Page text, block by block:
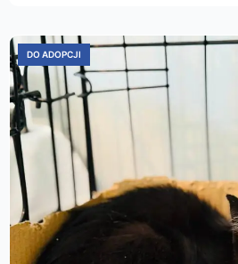
DO ADOPCJI